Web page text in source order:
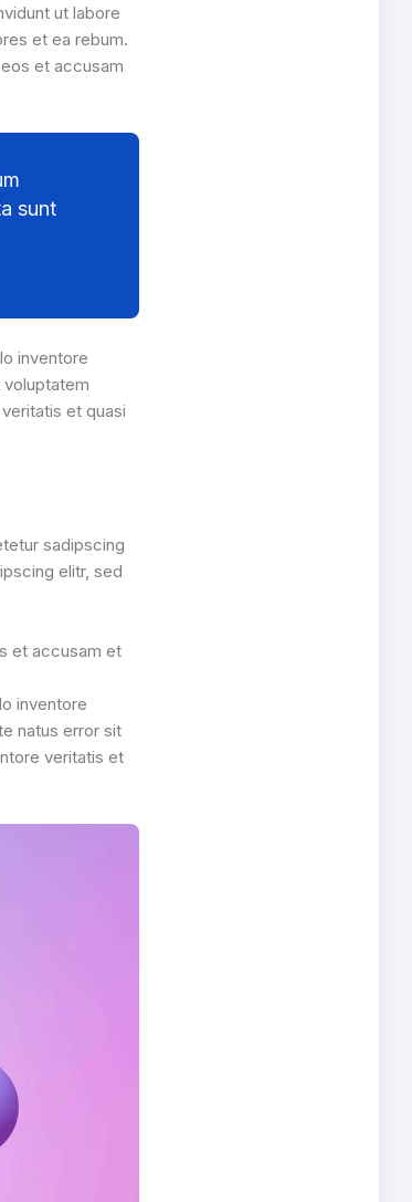
ut labore
et ea rebum.
et accusam
sunt
inventore
et quasi
sadipscing
elitr, sed
et accusam et
inventore
natus error sit
veritatis et